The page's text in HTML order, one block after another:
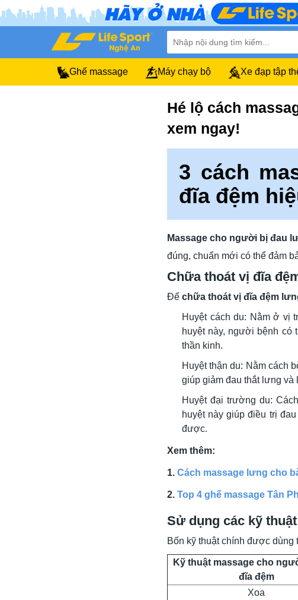
Ghế massage Máy chạy bộ Xe đạp tập
Hé lộ cách
xem ngay!
3 cách
đĩa đệm
Massage cho người bị đau
đúng, chuẩn mới có thể đảm
Chữa thoát vị đĩa
Để chữa thoát vị đĩa đệm
Huyệt cách du: Nằm ở vị
huyệt này, người bệnh có
thần kinh.
Huyệt thận du: Nằm cách
giúp giảm đau thắt lưng
Huyệt đại trường du:
huyệt này giúp điều trị
được.
Xem thêm:
1. Cách massage lưng cho
2. Top 4 ghế massage Tân
Sử dụng các kỹ
Bốn kỹ thuật chính được dùng
Kỹ thuật massage cho
đĩa đệm
Xoa